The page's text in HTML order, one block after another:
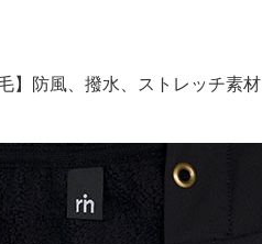
】防風、撥水、ストレッチ素材